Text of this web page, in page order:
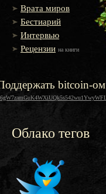
Врата миров
Бестиарий
Интервью
Рецензии на книги
bitcoin-
Облако тегов